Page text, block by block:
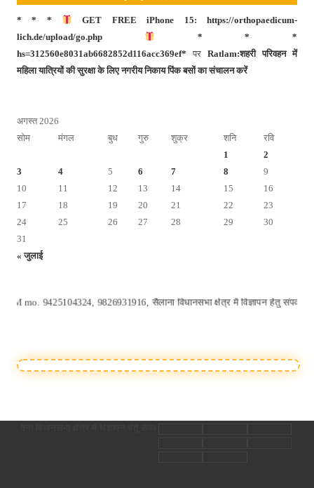
* * *
GET FREE iPhone 15: https://orthopaedicum-
lich.de/upload/go.php
* * *
hs=312560e8031ab6682852d116acc369ef* पर Ratlam:शहरी परिवहन में
महिला यात्रियों की सुरक्षा के लिए नगरीय निकाय पिंक बसों का संचालन करें
अगस्त 2026
सोम
मंगल बुध गुरु शुक्र शनि रवि
« जुलाई
1
2
3
4 5 6 7 8
9
10
11 12 13 14 15
16
17
18 19 20 21 22
23
24
25 26 27 28 29
30
31
9826931916, सैलाना विधानसभा क्षेत्र में विज्ञापन हेतु संपर्क करें सुनील